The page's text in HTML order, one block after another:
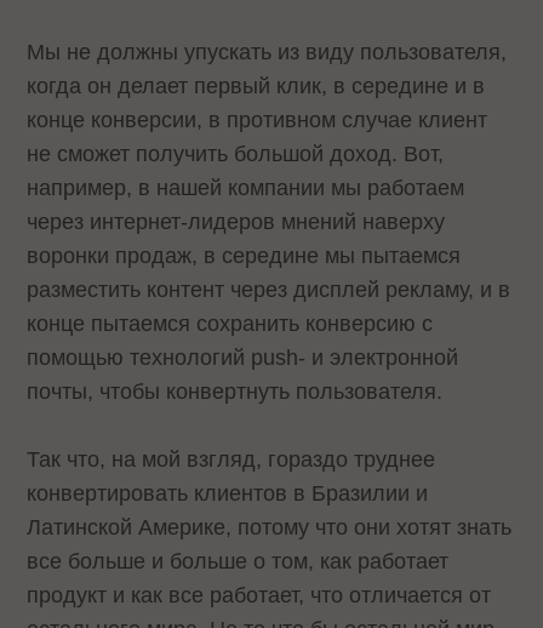
Мы не должны упускать из виду пользователя,
когда он делает первый клик, в середине и в
конце конверсии, в противном случае клиент
не сможет получить большой доход. Вот,
например, в нашей компании мы работаем
через интернет-лидеров мнений наверху
воронки продаж, в середине мы пытаемся
разместить контент через дисплей рекламу, и в
конце пытаемся сохранить конверсию с
помощью технологий push- и электронной
почты, чтобы конвертнуть пользователя.
Так что, на мой взгляд, гораздо труднее
конвертировать клиентов в Бразилии и
Латинской Америке, потому что они хотят знать
все больше и больше о том, как работает
продукт и как все работает, что отличается от